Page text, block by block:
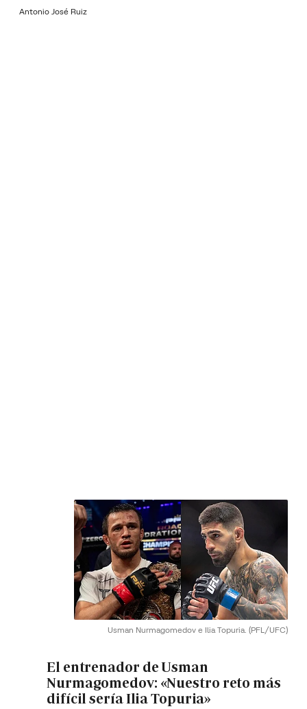
Antonio José Ruiz
Usman Nurmagomedov e Ilia Topuria. (PFL/UFC)
El entrenador de Usman
Nurmagomedov: «Nuestro reto más
difícil sería Ilia Topuria»